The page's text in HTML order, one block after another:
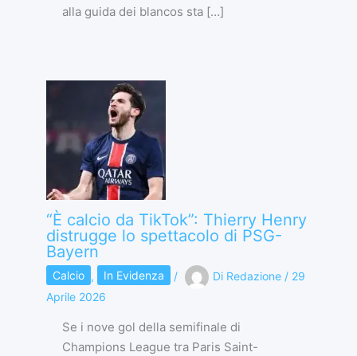
alla guida dei blancos sta […]
“È calcio da TikTok”: Thierry Henry
distrugge lo spettacolo di PSG-
Bayern
Calcio In Evidenza / Di Redazione / 29
Aprile 2026
Se i nove gol della semifinale di
Champions League tra Paris Saint-